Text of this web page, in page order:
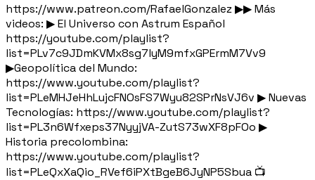
https://www.patreon.com/RafaelGonzalez ▶▶ Más
videos: ▶ El Universo con Astrum Español
https://youtube.com/playlist?
list=PLv7c9JDmKVMx8sg7lyM9mfxGPErmM7Vv9
▶Geopolítica del Mundo:
https://www.youtube.com/playlist?
list=PLeMHJeHhLujcFNOsFS7Wyu82SPrNsVJ6v ▶ Nuevas
Tecnologías: https://www.youtube.com/playlist?
list=PL3n6Wfxeps37NyyjVA-ZutS73wXF8pFOo ▶
Historia precolombina:
https://www.youtube.com/playlist?
list=PLeQxXaQio_RVef6iPXtBgeB6JyNP5Sbua 📺